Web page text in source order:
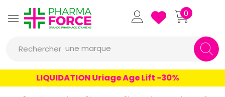
Pharmaforce Grande Pharmacie
0
Rechercher
un produit
LIQUIDATION Uriage Age Lift -30%